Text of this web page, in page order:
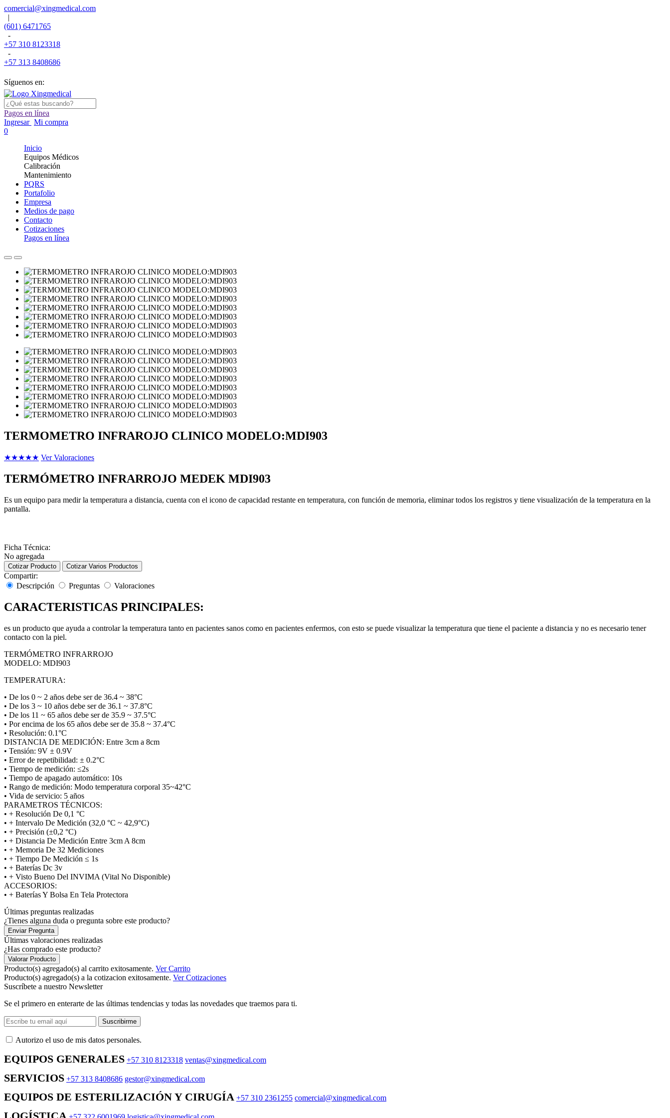
comercial@xingmedical.com
|
(601) 6471765
-
+57 310 8123318
-
+57 313 8408686
Síguenos en:
Pagos en línea
Ingresar Mi compra
0
Inicio
Equipos Médicos
Calibración
Mantenimiento
PQRS
Portafolio
Empresa
Medios de pago
Contacto
Cotizaciones
Pagos en línea
TERMOMETRO INFRAROJO CLINICO MODELO:MDI903
★★★★★ Ver Valoraciones
TERMÓMETRO INFRARROJO MEDEK MDI903
Es un equipo para medir la temperatura a distancia, cuenta con el icono de capacidad restante en temperatura, con función de memoria, eliminar todos los registros y tiene visualización de la temperatura en la
pantalla.
Ficha Técnica:
No agregada
Cotizar Producto Cotizar Varios Productos
Compartir:
Descripción
Preguntas Valoraciones
CARACTERISTICAS PRINCIPALES:
es un producto que ayuda a controlar la temperatura tanto en pacientes sanos como en pacientes enfermos, con esto se puede visualizar la temperatura que tiene el paciente a distancia y no es necesario tener
contacto con la piel.
TERMÓMETRO INFRARROJO
MODELO: MDI903
TEMPERATURA:
• De los 0 ~ 2 años debe ser de 36.4 ~ 38°C
• De los 3 ~ 10 años debe ser de 36.1 ~ 37.8°C
• De los 11 ~ 65 años debe ser de 35.9 ~ 37.5°C
• Por encima de los 65 años debe ser de 35.8 ~ 37.4°C
• Resolución: 0.1°C
DISTANCIA DE MEDICIÓN: Entre 3cm a 8cm
• Tensión: 9V ± 0.9V
• Error de repetibilidad: ± 0.2°C
• Tiempo de medición: ≤2s
• Tiempo de apagado automático: 10s
• Rango de medición: Modo temperatura corporal 35~42°C
• Vida de servicio: 5 años
PARAMETROS TÉCNICOS:
• + Resolución De 0,1 °C
• + Intervalo De Medición (32,0 °C ~ 42,9°C)
• + Precisión (±0,2 °C)
• + Distancia De Medición Entre 3cm A 8cm
• + Memoria De 32 Mediciones
• + Tiempo De Medición ≤ 1s
• + Baterías Dc 3v
• + Visto Bueno Del INVIMA (Vital No Disponible)
ACCESORIOS:
• + Baterías Y Bolsa En Tela Protectora
Últimas preguntas realizadas
¿Tienes alguna duda o pregunta sobre este producto?
Enviar Pregunta
Últimas valoraciones realizadas
¿Has comprado este producto?
Valorar Producto
Producto(s) agregado(s) al carrito exitosamente. Ver Carrito
Producto(s) agregado(s) a la cotizacion exitosamente. Ver Cotizaciones
Suscríbete a nuestro Newsletter
Se el primero en enterarte de las últimas tendencias y todas las novedades que traemos para ti.
Suscribirme
Autorizo ​​el uso de mis datos personales.
EQUIPOS GENERALES +57 310 8123318 ventas@xingmedical.com
SERVICIOS +57 313 8408686 gestor@xingmedical.com
EQUIPOS DE ESTERILIZACIÓN Y CIRUGÍA +57 310 2361255 comercial@xingmedical.com